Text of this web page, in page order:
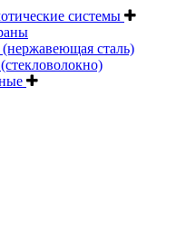
системы
сталь)